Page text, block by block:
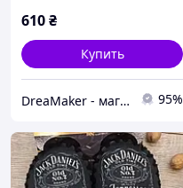
610₴
Купить
DreaMaker - магазин военных и других товаров 95%